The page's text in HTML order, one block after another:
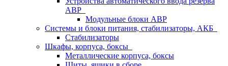
АВР
Модульные блоки АВР
Системы и блоки питания, стабилизаторы, АКБ
Стабилизаторы
Шкафы, корпуса, боксы
Металлические корпуса, боксы